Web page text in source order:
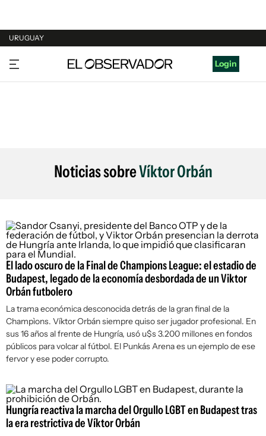
URUGUAY
URUGUAY
ARGENTINA
Login
Noticias sobreVíktor Orbán
El lado oscuro de la Final de Champions League: el estadio de
Budapest, legado de la economía desbordada de un Viktor
Orbán futbolero
La trama económica desconocida detrás de la gran final de la
Champìons. Víktor Orbán siempre quiso ser jugador profesional. En
sus 16 años al frente de Hungría, usó u$s 3.200 millones en fondos
públicos para volcar al fútbol. El Punkás Arena es un ejemplo de ese
fervor y ese poder corrupto.
Hungría reactiva la marcha del Orgullo LGBT en Budapest tras
la era restrictiva de Víktor Orbán